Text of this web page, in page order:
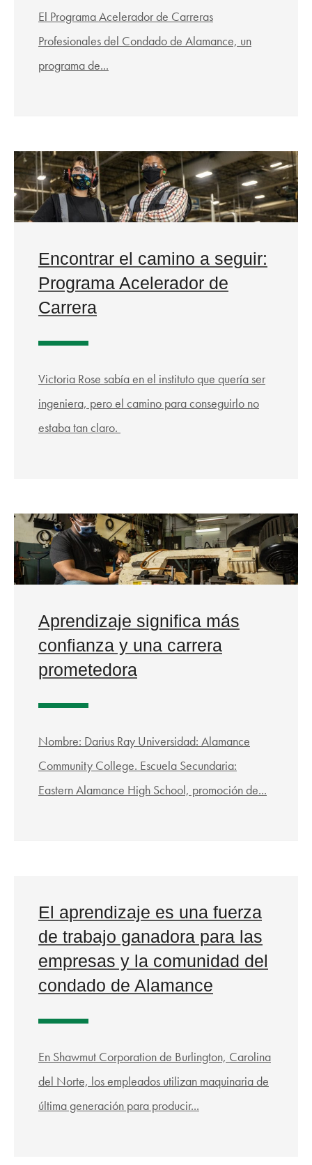
El Programa Acelerador de Carreras
Profesionales del Condado de Alamance, un
programa de...
Encontrar el camino a seguir:
Programa Acelerador de
Carrera
Victoria Rose sabía en el instituto que quería ser
ingeniera, pero el camino para conseguirlo no
estaba tan claro.
Aprendizaje significa más
confianza y una carrera
prometedora
Nombre: Darius Ray Universidad: Alamance
Community College. Escuela Secundaria:
Eastern Alamance High School, promoción de...
El aprendizaje es una fuerza
de trabajo ganadora para las
empresas y la comunidad del
condado de Alamance
En Shawmut Corporation de Burlington, Carolina
del Norte, los empleados utilizan maquinaria de
última generación para producir...